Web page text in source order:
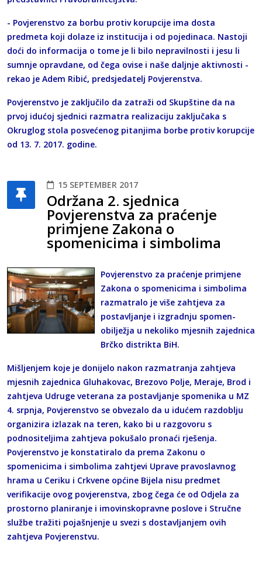
- Povjerenstvo za borbu protiv korupcije ima dosta
predmeta koji dolaze iz institucija i od pojedinaca. Nastoji
doći do informacija o tome je li bilo nepravilnosti i jesu li
sumnje opravdane, od čega ovise i naše daljnje aktivnosti -
rekao je Adem Ribić, predsjedatelj Povjerenstva.
Povjerenstvo je zaključilo da zatraži od Skupštine da na
prvoj idućoj sjednici razmatra realizaciju zaključaka s
Okruglog stola posvećenog pitanjima borbe protiv korupcije
od 13. 7. 2017. godine.
15 SEPTEMBER 2017
Održana 2. sjednica
Povjerenstva za praćenje
primjene Zakona o
spomenicima i simbolima
Povjerenstvo za praćenje primjene
Zakona o spomenicima i simbolima
razmatralo je više zahtjeva za
postavljanje i izgradnju spomen-
obilježja u nekoliko mjesnih zajednica
Brčko distrikta BiH.
Mišljenjem koje je donijelo nakon razmatranja zahtjeva
mjesnih zajednica Gluhakovac, Brezovo Polje, Meraje, Brod i
zahtjeva Udruge veterana za postavljanje spomenika u MZ
4. srpnja, Povjerenstvo se obvezalo da u idućem razdoblju
organizira izlazak na teren, kako bi u razgovoru s
podnositeljima zahtjeva pokušalo pronaći rješenja.
Povjerenstvo je konstatiralo da prema Zakonu o
spomenicima i simbolima zahtjevi Uprave pravoslavnog
hrama u Ceriku i Crkvene općine Bijela nisu predmet
verifikacije ovog povjerenstva, zbog čega će od Odjela za
prostorno planiranje i imovinskopravne poslove i Stručne
službe tražiti pojašnjenje u svezi s dostavljanjem ovih
zahtjeva Povjerenstvu.